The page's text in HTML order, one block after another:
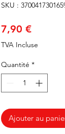
SKU :
7,90 €Prix
TVA Incluse
Quantité *
Ajouter au